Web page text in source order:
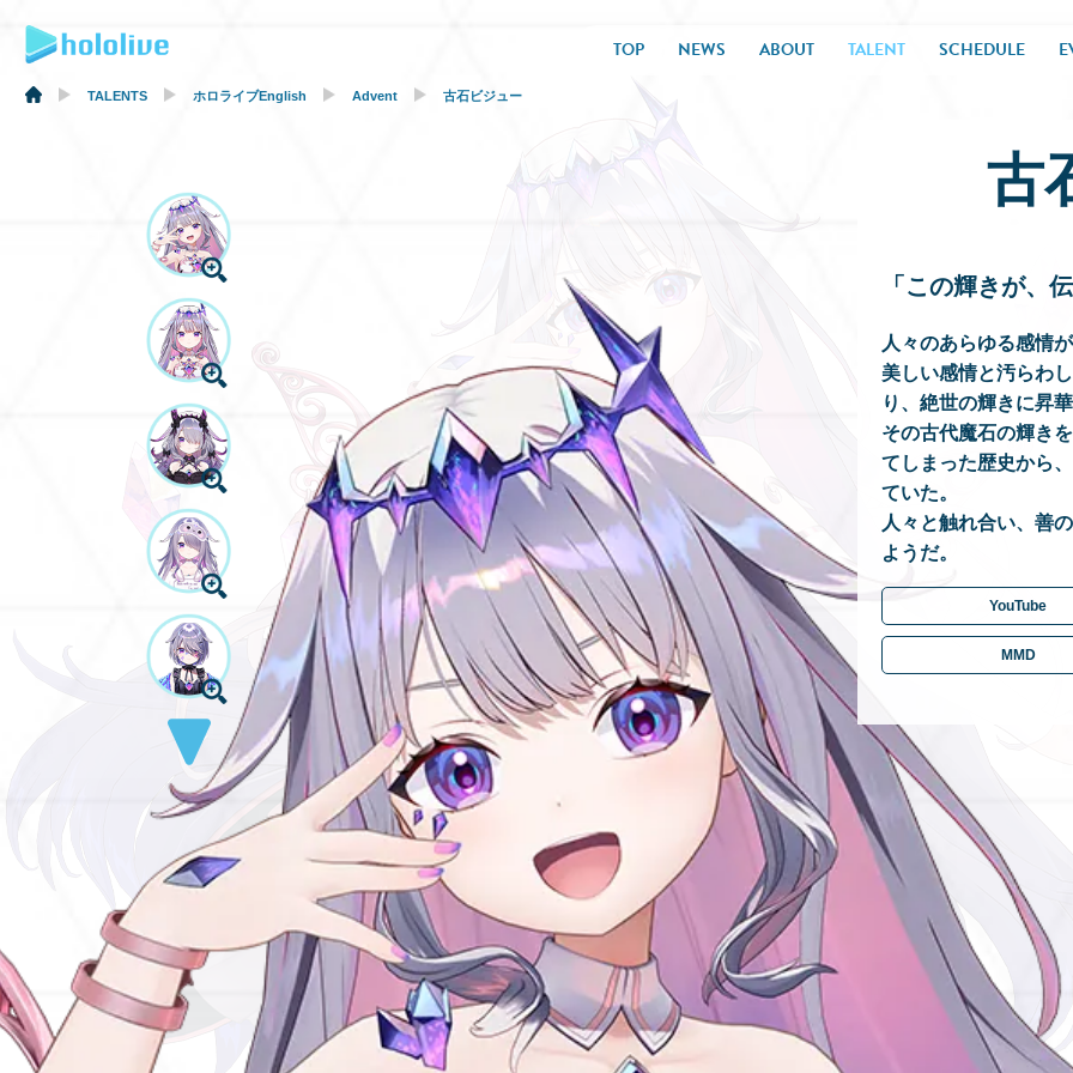
TOP NEWS ABOUT TALENT SCHEDULE
TALENTS ホロライブEnglish Advent 古石ビジュー
古
「この輝きが、
人々のあらゆる感情
美しい感情と汚らわ
り、絶世の輝きに昇
その古代魔石の輝き
てしまった歴史から
ていた。
人々と触れ合い、善
ようだ。
YouTube
MMD